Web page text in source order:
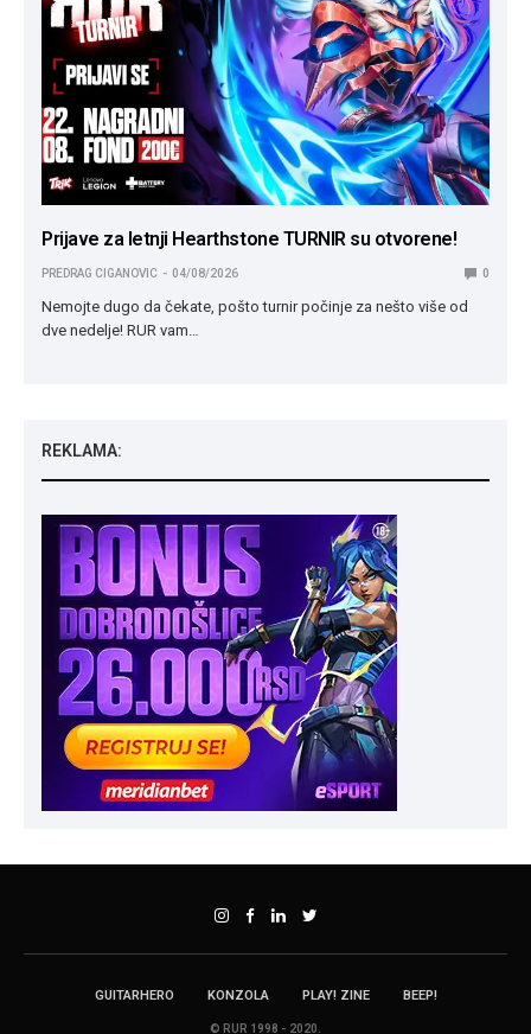
Prijave za letnji Hearthstone TURNIR su otvorene!
PREDRAG CIGANOVIC 04/08/2026 0
Nemojte dugo da čekate, pošto turnir počinje za nešto više od
dve nedelje! RUR vam…
REKLAMA:
GUITARHERO KONZOLA PLAY! ZINE BEEP!
© RUR 1998 - 2020.